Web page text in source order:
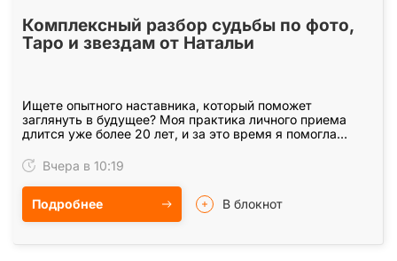
Комплексный разбор судьбы по фото,
Таро и звездам от Натальи
Ищете опытного наставника, который поможет
заглянуть в будущее? Моя практика личного приема
длится уже более 20 лет, и за это время я помогла
легком…
Вчера в 10:19
Подробнее В блокнот